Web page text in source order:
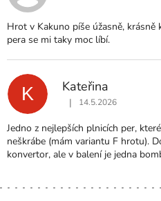
S
H
O
D
N
O
C
E
Í
Hrot v Kakuno píše úžasně, krásně
pera se mi taky moc líbí.
K Kateřina
Hodnocení produktu je
| 14.5.2026
Jedno z nejlepších plnicích per,
neškrábe (mám variantu F hrotu).
konvertor, ale v balení je jedna